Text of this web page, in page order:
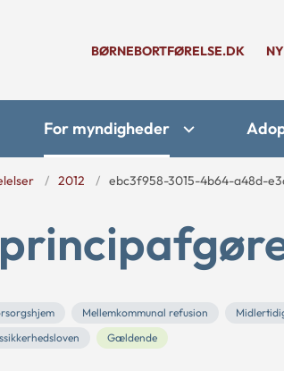
BØRNEBORTFØRELSE.DK
For myndigheder
2012 ebc3f958-3015-4b64-a48d-
Mellemkommunal refusion
Gældende